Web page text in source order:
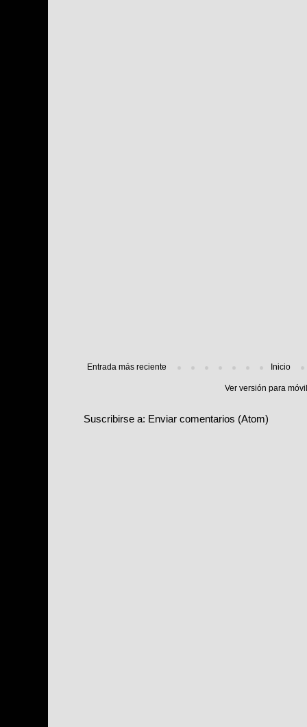
Entrada más reciente Inicio
Ver versión para
Suscribirse a: Enviar comentarios (Atom)